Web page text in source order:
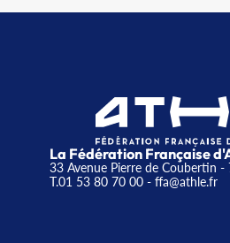
La Fédération Française
33 Avenue Pierre de Coubertin -
T.01 53 80 70 00- ffa@athle.fr